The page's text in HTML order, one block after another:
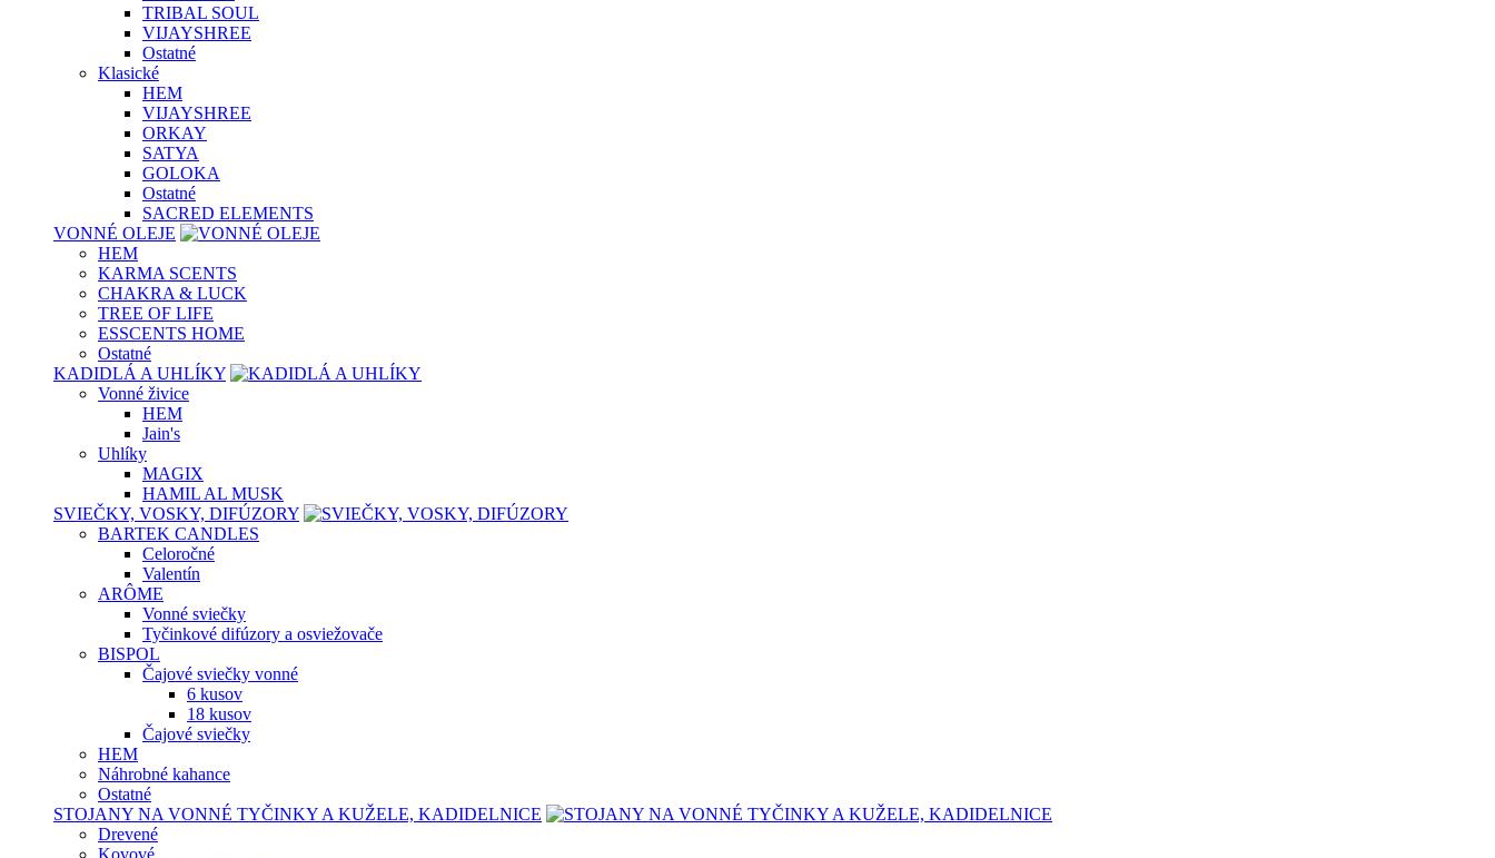
TRIBAL SOUL
VIJAYSHREE
Ostatné
Klasické
HEM
VIJAYSHREE
ORKAY
SATYA
GOLOKA
Ostatné
SACRED ELEMENTS
VONNÉ OLEJE
HEM
KARMA SCENTS
CHAKRA & LUCK
TREE OF LIFE
ESSCENTS HOME
Ostatné
KADIDLÁ A UHLÍKY
Vonné živice
HEM
Jain's
Uhlíky
MAGIX
HAMIL AL MUSK
SVIEČKY, VOSKY, DIFÚZORY
BARTEK CANDLES
Celoročné
Valentín
ARÔME
Vonné sviečky
Tyčinkové difúzory a osviežovače
BISPOL
Čajové sviečky vonné
6 kusov
18 kusov
Čajové sviečky
HEM
Náhrobné kahance
Ostatné
STOJANY NA VONNÉ TYČINKY A KUŽELE, KADIDELNICE
Drevené
Kovové